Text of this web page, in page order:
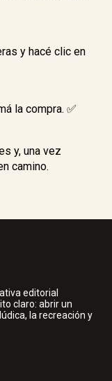
y hacé clic en
la compra. ✅
y, una vez
camino.
editorial
claro: abrir un
la recreación y